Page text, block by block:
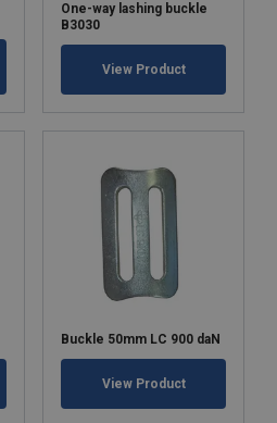
One-way lashing buckle
B3030
View Product
Buckle 50mm LC 900 daN
View Product